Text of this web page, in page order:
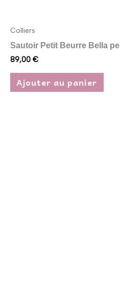
Colliers
Sautoir Petit Beurre Bella
89,00 €
Ajouter au panier